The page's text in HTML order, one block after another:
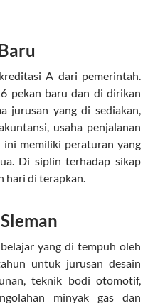
A dari pemerintah.
pekan baru dan di dirikan
jurusan yang di sediakan,
usaha penjalanan
ini memiliki peraturan yang
Di siplin terhadap sikap
hari di terapkan.
yang di tempuh oleh
untuk jurusan desain
teknik bodi otomotif,
minyak gas dan